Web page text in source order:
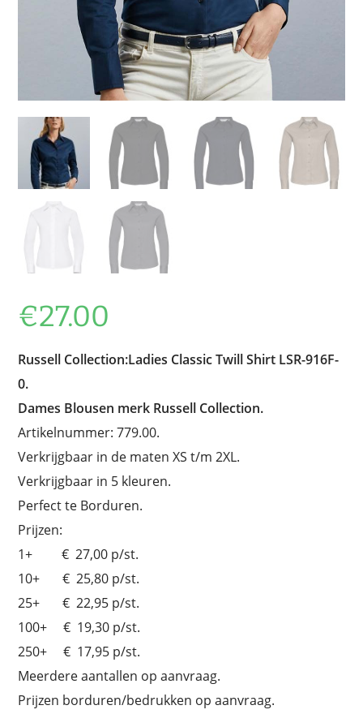
€27.00
Russell Collection:Ladies Classic Twill Shirt LSR-916F-
0.
Dames Blousen merk Russell Collection.
Artikelnummer: 779.00.
Verkrijgbaar in de maten XS t/m 2XL.
Verkrijgbaar in 5 kleuren.
Perfect te Borduren.
Prijzen:
1+ € 27,00 p/st.
10+ € 25,80 p/st.
25+ € 22,95 p/st.
100+ € 19,30 p/st.
250+ € 17,95 p/st.
Meerdere aantallen op aanvraag.
Prijzen borduren/bedrukken op aanvraag.